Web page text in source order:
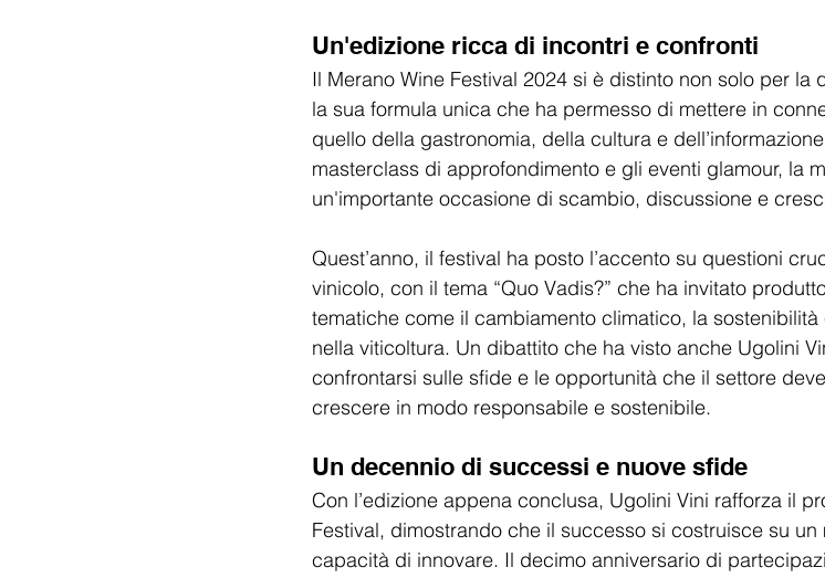
Un'edizione ricca di incontri e confronti
Il Merano Wine Festival 2024 si è distinto non solo per
la sua formula unica che ha permesso di mettere in
quello della gastronomia, della cultura e
masterclass di approfondimento e gli eventi glamour, la
un'importante occasione di scambio, discussione e
Quest’anno, il festival ha posto l’accento su questioni
vinicolo, con il tema “Quo Vadis?” che ha invitato
tematiche come il cambiamento climatico, la
nella viticoltura. Un dibattito che ha visto anche Ugolini
confrontarsi sulle sfide e le opportunità che il settore
crescere in modo responsabile e sostenibile.
Un decennio di successi e nuove sfide
Con l’edizione appena conclusa, Ugolini Vini rafforza il
Festival, dimostrando che il successo si costruisce su
capacità di innovare. Il decimo anniversario di